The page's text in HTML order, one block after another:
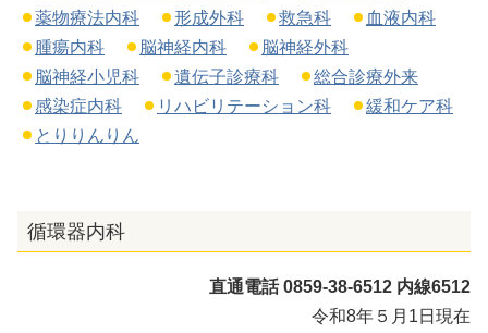
薬物療法内科
形成外科 救急科
血液内科
腫瘍内科
脳神経内科
脳神経外科
脳神経小児科
遺伝子診療科
総合診療外来
感染症内科
リハビリテーション科
緩和ケア科
とりりんりん
循環器内科
直通電話 0859-38-6512 内線6512
令和8年５月1日現在